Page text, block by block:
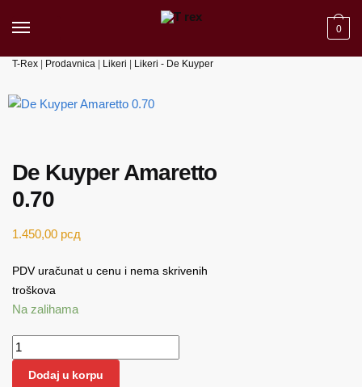
0
T-Rex Prodavnica Likeri Likeri - De Kuyper
De Kuyper Amaretto
0.70
1.450,00 рсд
PDV uračunat u cenu i nema skrivenih
troškova
Na zalihama
De Kuyper Amaretto 0.70 količina
Dodaj u korpu